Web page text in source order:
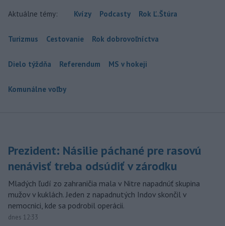
Aktuálne témy: Kvízy Podcasty Rok Ľ.Štúra
Turizmus Cestovanie Rok dobrovoľníctva
Dielo týždňa Referendum MS v hokeji
Komunálne voľby
Prezident: Násilie páchané pre rasovú
nenávisť treba odsúdiť v zárodku
Mladých ľudí zo zahraničia mala v Nitre napadnúť skupina
mužov v kuklách. Jeden z napadnutých Indov skončil v
nemocnici, kde sa podrobil operácii.
dnes 12:33